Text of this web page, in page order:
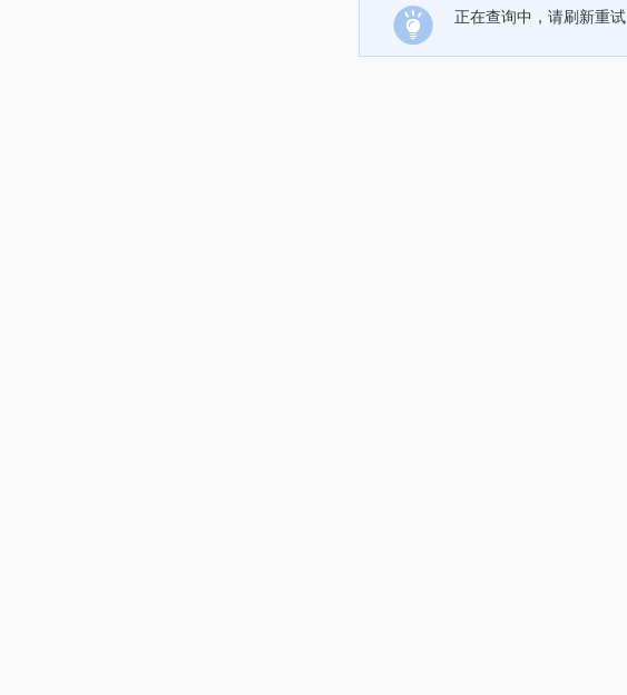
正在查询中，请刷新重试